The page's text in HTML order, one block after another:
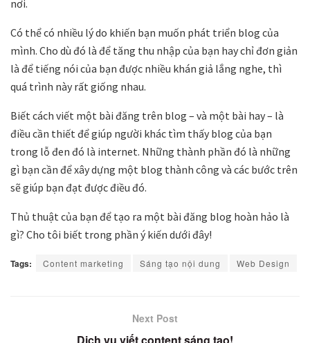
nơi.
Có thể có nhiều lý do khiến bạn muốn phát triển blog của
mình. Cho dù đó là để tăng thu nhập của bạn hay chỉ đơn giản
là để tiếng nói của bạn được nhiều khán giả lắng nghe, thì
quá trình này rất giống nhau.
Biết cách viết một bài đăng trên blog – và một bài hay – là
điều cần thiết để giúp người khác tìm thấy blog của bạn
trong lỗ đen đó là internet. Những thành phần đó là những
gì bạn cần để xây dựng một blog thành công và các bước trên
sẽ giúp bạn đạt được điều đó.
Thủ thuật của bạn để tạo ra một bài đăng blog hoàn hảo là
gì? Cho tôi biết trong phần ý kiến ​​dưới đây!
Tags: Content marketing Sáng tạo nội dung Web Design
Next Post